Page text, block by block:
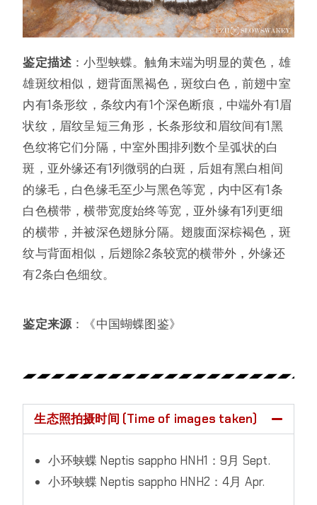
鉴定描述 ：小型蛱蝶。触角末端为明显的黄色，雄
雄斑纹相似，翅背面黑褐色，斑纹白色，前翅中室
内有1条形纹，条纹内有1个深色断痕，中端外有1眉
状纹，眉纹呈短三角形，长条形纹和眉纹间有1黑
色纹将它们分隔，中室外围排列数个呈弧状的白
斑，亚外缘还有1列微弱的白斑，后姐有黑白相间
的缘毛，白色缘毛至少与黑色等宽，内中区有1条
白色横带，横带宽度始终等宽，亚外缘有1列更细
的横带，并被深色翅脉分隔。翅腹面深棕褐色，斑
纹与背面相似，后翅除2条较宽的横带外，外缘还
有2条白色细纹。
鉴定来源：《中国蝴蝶图鉴》
生态照拍摄时间 (Time of images taken)
小环蛱蝶 Neptis sappho HNH1：9月 Sept.
小环蛱蝶 Neptis sappho HNH2：4月 Apr.